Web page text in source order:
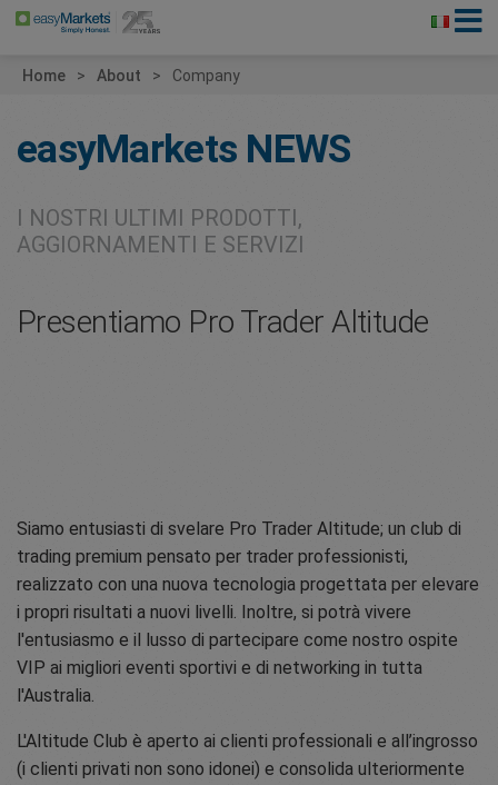
Home About Company
easyMarkets NEWS
I NOSTRI ULTIMI PRODOTTI,
AGGIORNAMENTI E SERVIZI
Presentiamo Pro Trader Altitude
Siamo entusiasti di svelare Pro Trader Altitude; un club di
trading premium pensato per trader professionisti,
realizzato con una nuova tecnologia progettata per elevare
i propri risultati a nuovi livelli. Inoltre, si potrà vivere
l'entusiasmo e il lusso di partecipare come nostro ospite
VIP ai migliori eventi sportivi e di networking in tutta
l'Australia.
L'Altitude Club è aperto ai clienti professionali e all’ingrosso
(i clienti privati non sono idonei) e consolida ulteriormente